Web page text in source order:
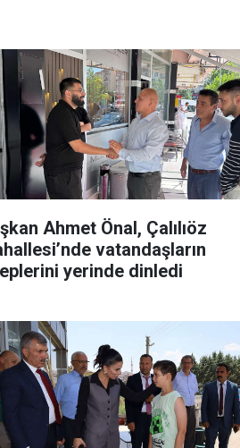
Ahmet Önal, Çalılıöz
vatandaşların
yerinde dinledi